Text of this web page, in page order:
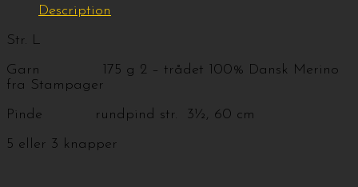
Description
Str. L
Garn 175 g 2 – trådet 100% Dansk Merino
fra Stampager
Pinde rundpind str. 3½, 60 cm
5 eller 3 knapper